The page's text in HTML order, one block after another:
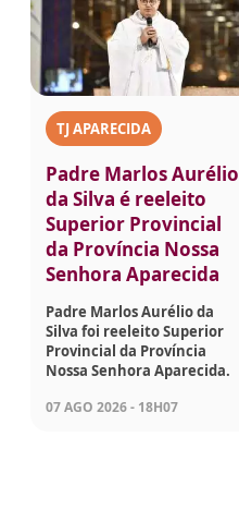
TJ APARECIDA
Padre Marlos Aurélio
da Silva é reeleito
Superior Provincial
da Província Nossa
Senhora Aparecida
Padre Marlos Aurélio da
Silva foi reeleito Superior
Provincial da Província
Nossa Senhora Aparecida.
07 AGO 2026 - 18H07